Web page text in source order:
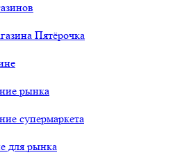
Пятёрочка
рынка
супермаркета
для рынка